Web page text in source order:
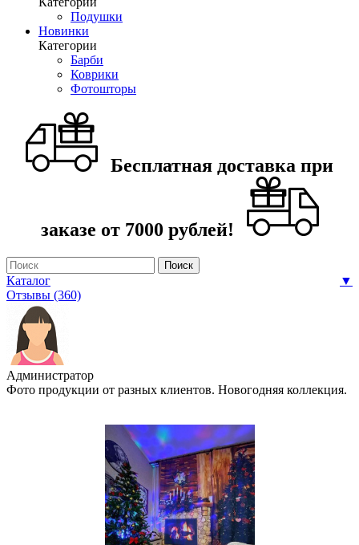
Подушки
Новинки
Категории
Барби
Коврики
Фотошторы
Бесплатная доставка при
заказе от 7000 рублей!
Каталог
▼
Отзывы (360)
Администратор
Фото продукции от разных клиентов. Новогодняя коллекция.